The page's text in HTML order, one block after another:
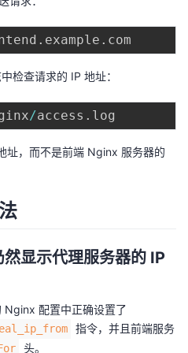
. example .
检查请求的 IP 地址：
/access .
址，而不是前端 Nginx 服务器的
显示代理服务器的 IP
Nginx 配置中正确设置了
指令，并且前端服务
头。